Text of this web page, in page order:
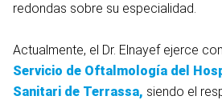
redondas sobre su especialidad.
Actualmente, el Dr. Elnayef ejerce
Servicio de Oftalmología del
Sanitari de Terrassa, siendo el